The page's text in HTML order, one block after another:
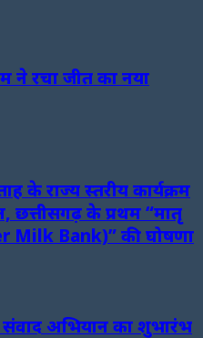
ने रचा जीत का नया
के राज्य स्तरीय कार्यक्रम
के प्रथम “मातृ
Milk Bank)” की घोषणा
अभियान का शुभारंभ